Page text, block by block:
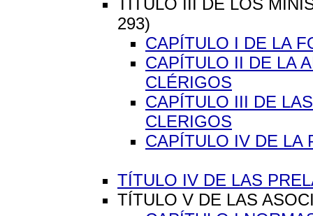
TÍTULO III DE LOS
293)
CAPÍTULO I DE LA
CAPÍTULO II DE LA
CLÉRIGOS
CAPÍTULO III DE
CLERIGOS
CAPÍTULO IV DE LA
TÍTULO IV DE LAS
TÍTULO V DE LAS